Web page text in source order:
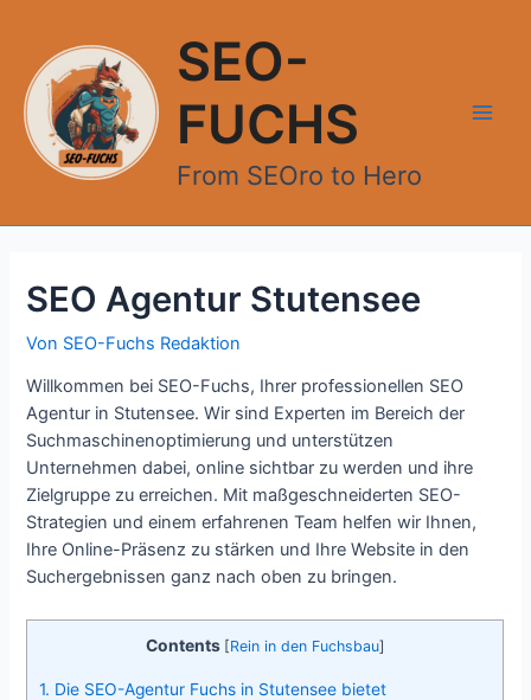
springen
SEO-
FUCHS
From SEOro to Hero
SEO Agentur Stutensee
Von SEO-Fuchs Redaktion
Willkommen bei SEO-Fuchs, Ihrer professionellen SEO
Agentur in Stutensee. Wir sind Experten im Bereich der
Suchmaschinenoptimierung und unterstützen
Unternehmen dabei, online sichtbar zu werden und ihre
Zielgruppe zu erreichen. Mit maßgeschneiderten SEO-
Strategien und einem erfahrenen Team helfen wir Ihnen,
Ihre Online-Präsenz zu stärken und Ihre Website in den
Suchergebnissen ganz nach oben zu bringen.
Contents [Rein in den Fuchsbau]
1. Die SEO-Agentur Fuchs in Stutensee bietet